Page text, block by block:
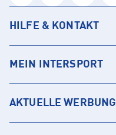
HILFE & KONTAKT
MEIN INTERSPORT
AKTUELLE WERBUNG